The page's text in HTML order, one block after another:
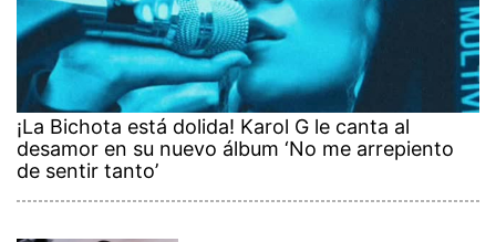
¡La Bichota está dolida! Karol G le canta al
desamor en su nuevo álbum ‘No me arrepiento
de sentir tanto’